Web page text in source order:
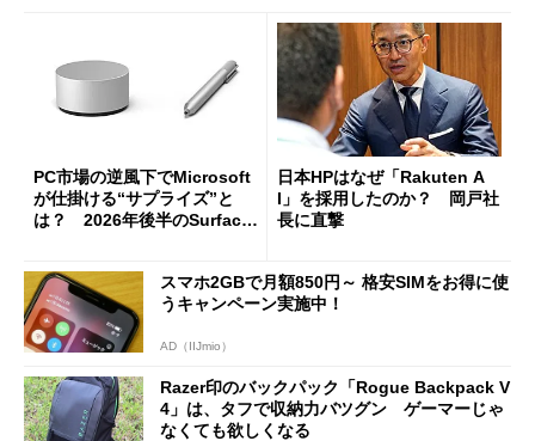
PC市場の逆風下でMicrosoft
が仕掛ける“サプライズ”と
は？ 2026年後半のSurface
日本HPはなぜ「Rakuten A
I」を採用したのか？ 岡戸社
長に直撃
スマホ2GBで月額850円～ 格安SIMをお得に使
うキャンペーン実施中！
AD（IIJmio）
Razer印のバックパック「Rogue Backpack V
4」は、タフで収納力バツグン ゲーマーじゃ
なくても欲しくなる